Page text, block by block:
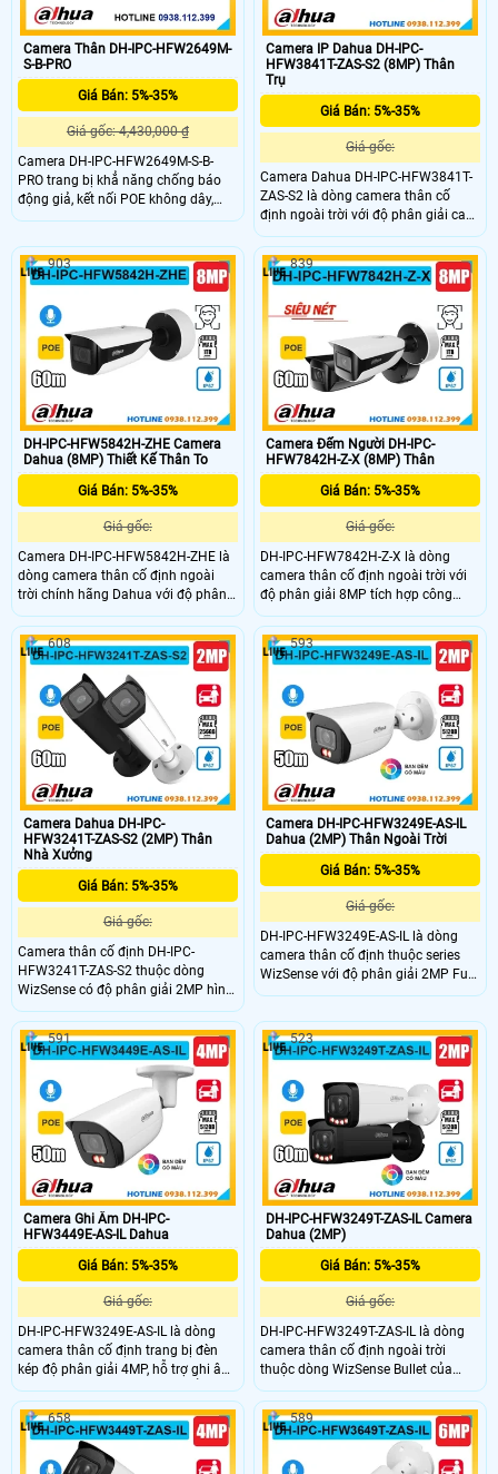
Camera Thân DH-IPC-HFW2649M-
S-B-PRO
Giá Bán: 5%-35%
Giá gốc: 4,430,000 ₫
Camera DH-IPC-HFW2649M-S-B-
PRO trang bị khẳ năng chống báo
động giả, kết nối POE không dây,
hình ảnh 6.0 MP chất lượng cao.
đêm full color trong khoảng cách
50m, tích hợp công nghệ SMD PLUS
và AI thông minh. Dễ dàng nâng
cấp hệ thống và chống ngược sáng
DWDR.
Camera IP Dahua DH-IPC-
HFW3841T-ZAS-S2 (8MP) Thân
Trụ
Giá Bán: 5%-35%
Giá gốc:
Camera Dahua DH-IPC-HFW3841T-
ZAS-S2 là dòng camera thân cố
định ngoài trời với độ phân giải cao
8MP, tích hợp micro ghi âm và hồng
ngoại ban đêm lên đến 60m.
Camera hỗ trợ khe cắm thẻ nhớ
dung lượng tối đa 256GB, chuẩn
chống nước IP67 và công nghệ POE
tiện lợi. Đặc biệt, camera có khả
năng phân biệt chính xác người và
xe giúp nâng cao hiệu quả giám sát
an ninh giá rẻ.
DH-IPC-HFW5842H-ZHE Camera
Dahua (8MP) Thiết Kế Thân To
Giá Bán: 5%-35%
Giá gốc:
Camera DH-IPC-HFW5842H-ZHE là
dòng camera thân cố định ngoài
trời chính hãng Dahua với độ phân
giải cao 8MP, tích hợp mic ghi âm
và khe cắm thẻ nhớ lên đến 1TB.
Camera hỗ trợ hồng ngoại tầm xa
60m chuẩn chống nước IP67, kết
nối PoE tiện lợi. Ngoài ra, camera
còn có khả năng đếm người, phát
hiện khuôn mặt và vật thể thông
minh, phù hợp cho các giải pháp
giám sát thông minh.
903
Camera Đếm Người DH-IPC-
HFW7842H-Z-X (8MP) Thân
Giá Bán: 5%-35%
Giá gốc:
DH-IPC-HFW7842H-Z-X là dòng
camera thân cố định ngoài trời với
độ phân giải 8MP tích hợp công
nghệ hồng ngoại ban đêm lên đến
60m và khe cắm thẻ nhớ hỗ trợ tối
đa 1TB. Camera hỗ trợ đếm người,
nhận diện khuôn mặt thông minh,
chuẩn nén POE, đạt tiêu chuẩn
chống nước IP67, phù hợp cho các
khu vực giám sát ngoài trời kèm
tính năng quản lý chỗ đỗ xe hiệu
quả cho các bãi giữ xe thông minh.
839
Camera Dahua DH-IPC-
HFW3241T-ZAS-S2 (2MP) Thân
Nhà Xưởng
Giá Bán: 5%-35%
Giá gốc:
Camera thân cố định DH-IPC-
HFW3241T-ZAS-S2 thuộc dòng
WizSense có độ phân giải 2MP hình
ảnh sắc nét Full HD 1080P, tích hợp
mic ghi âm và hồng ngoại ban đêm
lên đến 60m. Camera hỗ trợ khe thẻ
nhớ lên đến 256GB, khả năng phân
biệt người và xe chính xác, giúp tăng
hiệu quả giám sát. Hỗ trợ PoE,
chuẩn IP67 chống bụi nước, phù
hợp lắp đặt cả trong nhà lẫn ngoài
trời.
608
Camera DH-IPC-HFW3249E-AS-IL
Dahua (2MP) Thân Ngoài Trời
Giá Bán: 5%-35%
Giá gốc:
DH-IPC-HFW3249E-AS-IL là dòng
camera thân cố định thuộc series
WizSense với độ phân giải 2MP Full
HD 1080P, tích hợp mic ghi âm rõ
ảnh có màu ban đêm tầm nhìn
hồng ngoại lên đến 50m và khả
năng nhận diện chính xác người và
xe. Camera có khe thẻ nhớ tối đa
512GB, chuẩn chống nước IP67 và
hỗ trợ cấp nguồn qua POE tiện lợi
giá rẻ phù hợp cho mọi nhà.
593
Camera Ghi Âm DH-IPC-
HFW3449E-AS-IL Dahua
Giá Bán: 5%-35%
Giá gốc:
DH-IPC-HFW3249E-AS-IL là dòng
camera thân cố định trang bị đèn
kép độ phân giải 4MP, hỗ trợ ghi âm
với micro tích hợp. Camera nổi bật
với khả năng quan sát ban đêm có
màu, tầm xa hồng ngoại lên đến
50m, khe cắm thẻ nhớ lên đến
512GB và công nghệ AI phân biệt
591
DH-IPC-HFW3249T-ZAS-IL Camera
Dahua (2MP)
Giá Bán: 5%-35%
Giá gốc:
DH-IPC-HFW3249T-ZAS-IL là dòng
camera thân cố định ngoài trời
thuộc dòng WizSense Bullet của
Dahua, độ phân giải 2MP sắc nét và
tích hợp mic ghi âm và khe thẻ nhớ
lên đến 512GB. Camera hỗ trợ đèn
kép cho hình ảnh có màu ban đêm,
tầm nhìn hồng ngoại lên đến 60m,
523
658 589